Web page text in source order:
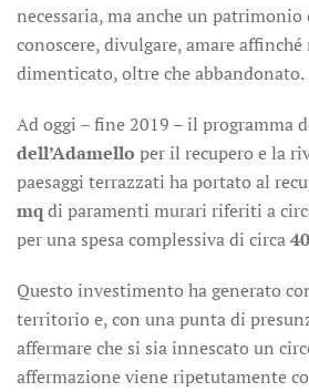
necessaria, ma anche un
conoscere, divulgare, amare
dimenticato, oltre che abbandonato.
Ad oggi – fine 2019 – il programma
dell’Adamello per il recupero e la
paesaggi terrazzati ha portato al
mqdi paramenti murari riferiti a
per una spesa complessiva di circa
Questo investimento ha generato
territorio e, con una punta di
affermare che si sia innescato un
affermazione viene ripetutamente